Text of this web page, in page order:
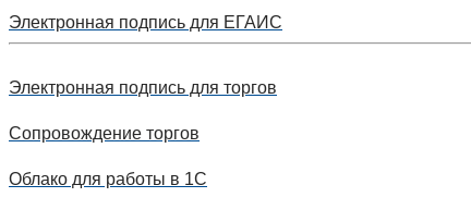
Электронная подпись для ЕГАИС
Электронная подпись для торгов
Сопровождение торгов
Облако для работы в 1С